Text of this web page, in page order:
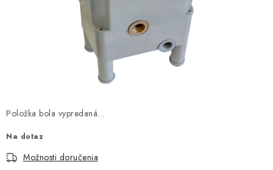
OBCHODNÉ PODMIENKY
Obchodné podmienky
Položka bola vypredaná…
Na dotaz
Možnosti doručenia